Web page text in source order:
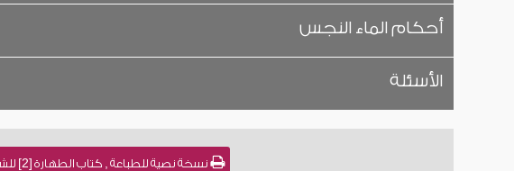
أحكام الماء النجس
الأسئلة
نسخة نصية للطباعة , كتاب الطهارة [2] للشيخ : يوسف الغفيص